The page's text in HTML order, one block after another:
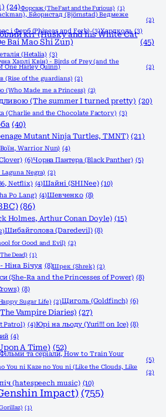
(24)Форсаж (The Fast and the Furious) (1)
Бйорнстад (Björnstad) Ведмеже
(2)
і Ферб (Phineas and Ferb) (3)Хардколь (3)
кіт (Husky and his White Cat
Bai Mao Shi Zun)
(45)
(Hetalia) (3)
Харлі Квін) - Birds of Prey (and the
One Harley Quinn)
(2)
(Rise of the guardians) (2)
(Who Made me a Princess) (2)
(The summer I turned pretty) (20)
(Charlie and the Chocolate Factory) (3)
(40)
Mutant Ninja Turtles, TMNT) (21)
Warrior Nun) (4)
(6)Чорна Пантера (Black Panther) (5)
Negra) (2)
Netflix) (4)Шайні (SHINee) (10)
Po Lang) (4)Шевченко (8)
(86)
Holmes, Arthur Conan Doyle) (15)
Шибайголова (Daredevil) (8)
for Good and Evil) (2)
Dead) (1)
Ніна Бічуя (8)Шрек (Shrek) (2)
(She-Ra and the Princesses of Power) (8)
(8)
Sugar Life) (2)Щиголь (Goldfinch) (6)
Vampire Diaries) (27)
Patrol) (4)Юрі на льоду (Yuri!!! on Ice) (8)
(4)
A Time) (52)
та серіали, How to Train Your
(5)
You ni Kaze no You ni (Like the Clouds, Like
(2)
(hatespeech music) (10)
Impact) (755)
(1)